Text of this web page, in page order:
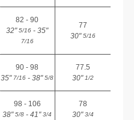
82 - 90
32"5/16 - 35"
7/16
77
30"5/16
90 - 98
35"7/16 - 38"5/8
77.5
30"1/2
98 - 106
38"5/8 - 41"3/4
78
30"3/4